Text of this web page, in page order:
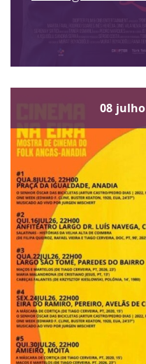
08 julho